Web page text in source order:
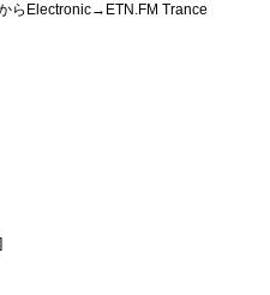
らElectronic→ETN.FM Trance